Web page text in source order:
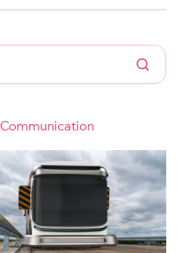
Communication